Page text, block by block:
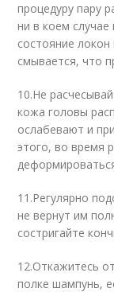
процедуру пару
ни в коем
состояние
смывается, что
10.Не
кожа головы
ослабевают и
этого, во время
11.Регулярно
не вернут им
состригайте
12.Откажитесь
полке шампунь,